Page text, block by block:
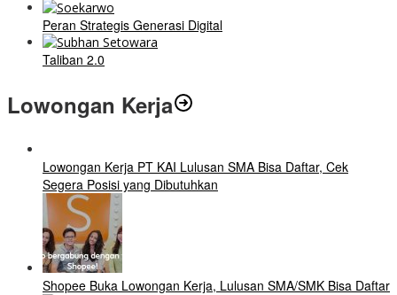
Peran Strategis Generasi Digital
Taliban 2.0
Lowongan Kerja
Lowongan Kerja PT KAI Lulusan SMA Bisa Daftar, Cek
Segera Posisi yang Dibutuhkan
Shopee Buka Lowongan Kerja, Lulusan SMA/SMK Bisa Daftar